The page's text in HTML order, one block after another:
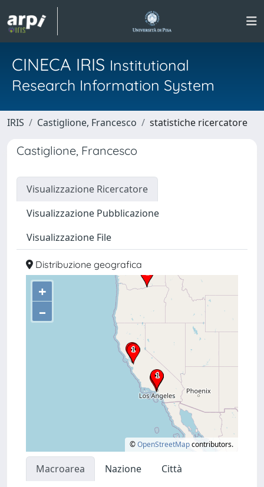
CINECA IRIS Institutional
Research Information System
IRIS Castiglione, Francesco statistiche ricercatore
Castiglione, Francesco
Visualizzazione Ricercatore
Visualizzazione Pubblicazione
Visualizzazione File
Distribuzione geografica
+
–
©OpenStreetMapcontributors.
Macroarea Nazione
Città